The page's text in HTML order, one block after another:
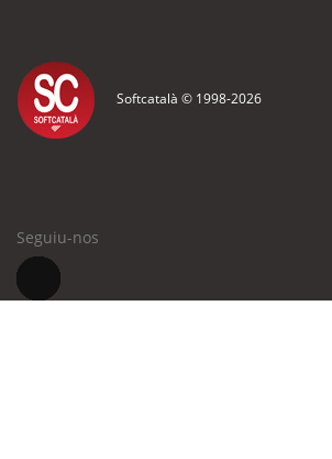
Softcatalà © 1998-2026
Seguiu-nos